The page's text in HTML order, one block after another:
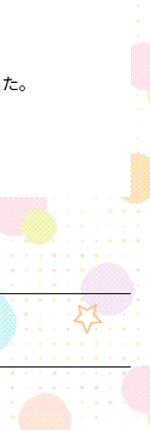
。